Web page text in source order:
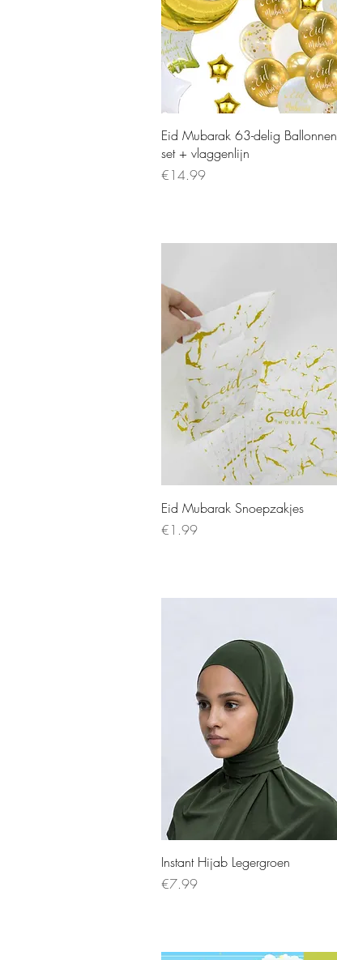
Eid Mubarak 63-delig Ballonnen
set + vlaggenlijn
Price
€14.99
Eid Mubarak Snoepzakjes
Price
€1.99
Instant Hijab Legergroen
Price
€7.99